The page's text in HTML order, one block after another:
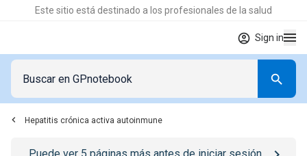
Este sitio está destinado a los profesionales de la salud
Sign in
Hepatitis crónica activa autoinmune
Go to/iniciar-sesionpage